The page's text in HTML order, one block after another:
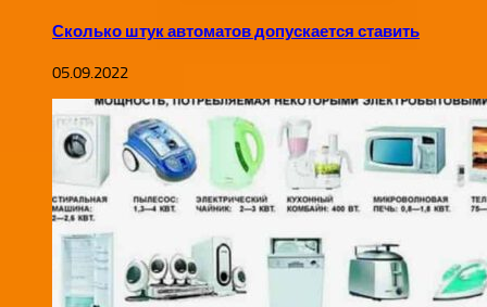
Сколько штук автоматов допускается ставить
05.09.2022